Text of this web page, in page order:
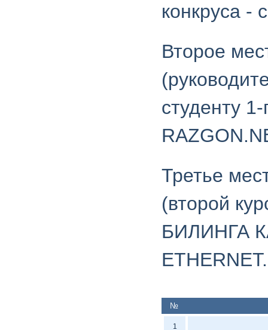
конкруса -
Второе
студенту
Третье
(второй
БИЛИНГА
ETHERNET.
№
1